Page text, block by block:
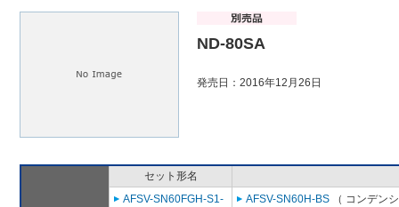
ND-80SA
発売日：2016年12月26日
セット形名
AFSV-SN60FGH-S1-
AFSV-SN60H-BS （ コンデン